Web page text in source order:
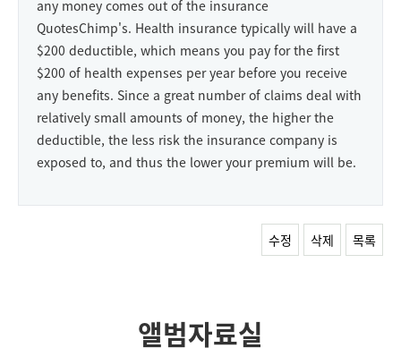
any money comes out of the insurance
QuotesChimp's. Health insurance typically will have a
$200 deductible, which means you pay for the first
$200 of health expenses per year before you receive
any benefits. Since a great number of claims deal with
relatively small amounts of money, the higher the
deductible, the less risk the insurance company is
exposed to, and thus the lower your premium will be.
수정 삭제 목록
앨범자료실